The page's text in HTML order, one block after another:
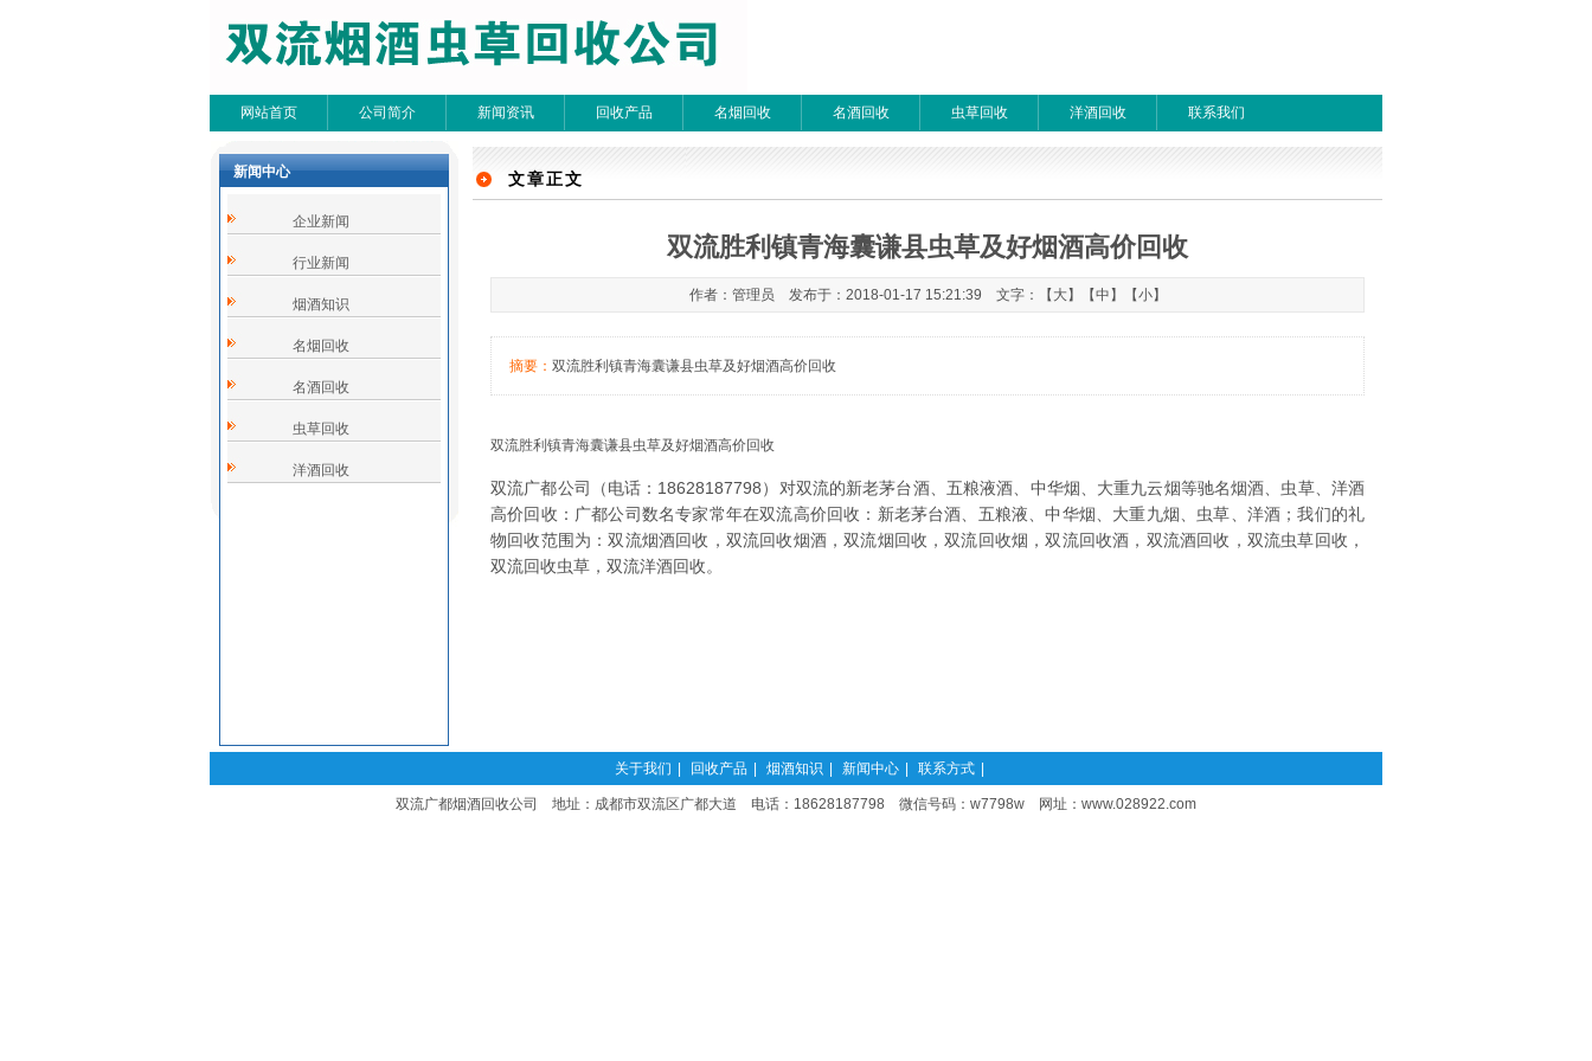
网站首页 公司简介 新闻资讯 回收产品 名烟回收 名酒回收 虫草回收 洋酒回收 联系我们
新闻中心
企业新闻
行业新闻
烟酒知识
名烟回收
名酒回收
虫草回收
洋酒回收
文章检索
首页 上一页
文章正文
双流胜利镇青海囊谦县虫草及好烟酒高价回收
作者：管理员 发布于：2018-01-17 15:21:39 文字：【 大】【中 】【小】
摘要： 双流胜利镇青海囊谦县虫草及好烟酒高价回收
双流胜利镇青海囊谦县虫草及好烟酒高价回收
双流广都公司（电话： 18628187798）对双流的新老茅台酒、五粮液酒、中华烟、大重九云烟等驰名烟酒、虫草、洋酒
高价回收：广都公司数名专家常年在双流高价回收：新老茅台酒、五粮液、中华烟、大重九烟、虫草、洋酒；我们的礼
物回收范围为：双流烟酒回收，双流回收烟酒，双流烟回收，双流回收烟，双流回收酒，双流酒回收，双流虫草回收，
双流回收虫草，双流洋酒回收。
关于我们 回收产品 烟酒知识 新闻中心 联系方式
双流广都烟酒回收公司 地址：成都市双流区广都大道 电话：18628187798 微信号码：w7798w 网址： www.028922.com